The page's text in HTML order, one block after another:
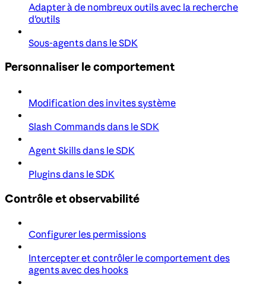
Adapter à de nombreux outils avec la recherche
d'outils
Sous-agents dans le SDK
Personnaliser le comportement
Modification des invites système
Slash Commands dans le SDK
Agent Skills dans le SDK
Plugins dans le SDK
Contrôle et observabilité
Configurer les permissions
Intercepter et contrôler le comportement des
agents avec des hooks